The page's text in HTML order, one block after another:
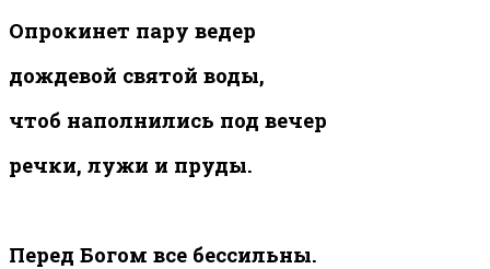
Опрокинет пару ведер
дождевой святой воды,
чтоб наполнились под вечер
речки, лужи и пруды.
Перед Богом все бессильны.